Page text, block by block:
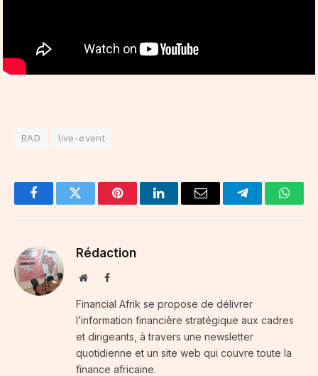
BAD live-event
FacebookTwitter PinterestLinkedInEmail Telegram
Rédaction
WebsiteFacebook
Financial Afrik se propose de délivrer
l’information financière stratégique aux cadres
et dirigeants, à travers une newsletter
quotidienne et un site web qui couvre toute la
finance africaine.